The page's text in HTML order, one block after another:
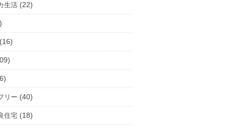
生活 (22)
リー (40)
住宅 (18)